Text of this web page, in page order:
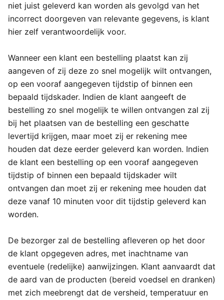
niet juist geleverd kan worden als gevolgd van het
incorrect doorgeven van relevante gegevens, is klant
hier zelf verantwoordelijk voor.
Wanneer een klant een bestelling plaatst kan zij
aangeven of zij deze zo snel mogelijk wilt ontvangen,
op een vooraf aangegeven tijdstip of binnen een
bepaald tijdskader. Indien de klant aangeeft de
bestelling zo snel mogelijk te willen ontvangen zal zij
bij het plaatsen van de bestelling een geschatte
levertijd krijgen, maar moet zij er rekening mee
houden dat deze eerder geleverd kan worden. Indien
de klant een bestelling op een vooraf aangegeven
tijdstip of binnen een bepaald tijdskader wilt
ontvangen dan moet zij er rekening mee houden dat
deze vanaf 10 minuten voor dit tijdstip geleverd kan
worden.
De bezorger zal de bestelling afleveren op het door
de klant opgegeven adres, met inachtname van
eventuele (redelijke) aanwijzingen. Klant aanvaardt dat
de aard van de producten (bereid voedsel en dranken)
met zich meebrengt dat de versheid, temperatuur en